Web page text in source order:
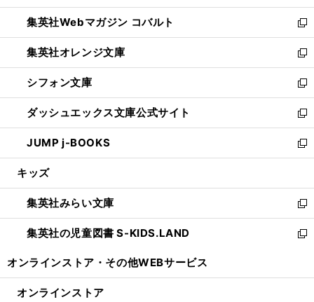
開
く
ウ
で
開
く
ン
ド
ウ
で
開
く
ウ
ィ
ン
ド
ウ
で
開
く
集英社Webマガジン コバルト
新
し
い
ウ
ィ
ン
ド
ウ
で
開
集英社オレンジ文庫
新
し
い
ウ
ィ
ン
ド
ウ
開
く
シフォン文庫
新
し
い
ウ
ィ
ン
ウ
で
開
く
ダッシュエックス文庫公式サイト
新
し
い
ウ
ン
ド
ウ
で
JUMP j-BOOKS
新
し
ウ
ィ
ン
ド
開
キッズ
集英社みらい文庫
新
し
い
ン
集英社の児童図書 S-KIDS.LAND
新
ウ
オンラインストア・ その他WEBサービス
オンラインストア